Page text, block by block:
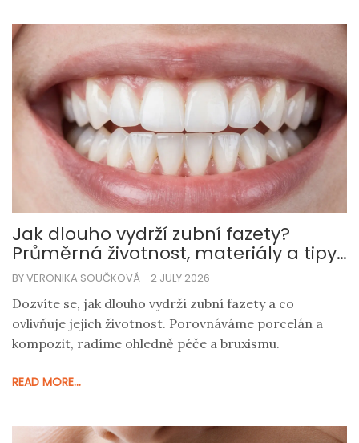
Jak dlouho vydrží zubní fazety?
Průměrná životnost, materiály a tipy
pro péči
BY VERONIKA SOUČKOVÁ 2 JULY 2026
Dozvíte se, jak dlouho vydrží zubní fazety a co
ovlivňuje jejich životnost. Porovnáváme porcelán a
kompozit, radíme ohledně péče a bruxismu.
READ MORE...